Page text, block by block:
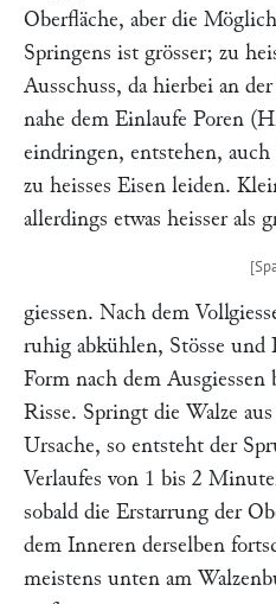
Oberfläche, aber die
Springens ist grösser; zu
Ausschuss, da hierbei an
nahe dem Einlaufe Poren
eindringen, entstehen,
zu heisses Eisen leiden.
allerdings etwas heisser als
giessen. Nach dem
ruhig abkühlen, Stösse und
Form nach dem
Risse. Springt die Walze
Ursache, so entsteht der
Verlaufes von 1 bis 2
sobald die Erstarrung der
dem Inneren derselben
meistens unten am